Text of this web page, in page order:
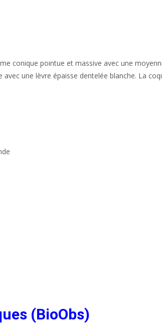
conique pointue et massive avec une
une lèvre épaisse dentelée blanche. La
(BioObs)